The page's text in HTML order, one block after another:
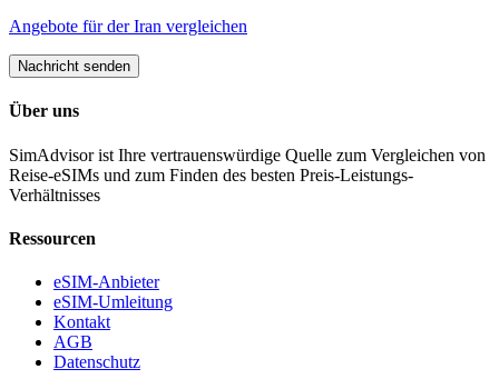
Angebote fürder Iran vergleichen
Nachricht senden
Über uns
SimAdvisor ist Ihre vertrauenswürdige Quelle zum Vergleichen von
Reise-eSIMs und zum Finden des besten Preis-Leistungs-
Verhältnisses
Ressourcen
eSIM-Anbieter
eSIM-Umleitung
Kontakt
AGB
Datenschutz